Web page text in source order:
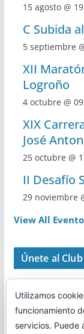
15 agosto @
C Subida
5 septiembre
XII
Logroño
4 octubre @
XIX
José
25 octubre @
II Desafío
29 noviembre
View All
Únete al Club
Utilizamos
funcionamiento
servicios. Puede